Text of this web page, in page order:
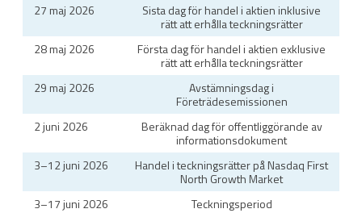
27 maj 2026
Sista dag för handel i aktien inklusive
rätt att erhålla teckningsrätter
28 maj 2026
Första dag för handel i aktien exklusive
rätt att erhålla teckningsrätter
29 maj 2026
Avstämningsdag i
Företrädesemissionen
2 juni 2026
Beräknad dag för offentliggörande av
informationsdokument
3–12 juni 2026
Handel i teckningsrätter på Nasdaq First
North Growth Market
3–17 juni 2026
Teckningsperiod